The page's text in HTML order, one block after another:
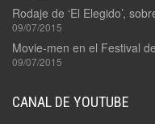
Rodaje de ‘El Elegido’,
09/07/2015
Movie-men en el Festival
09/07/2015
CANAL DE YOUTUBE